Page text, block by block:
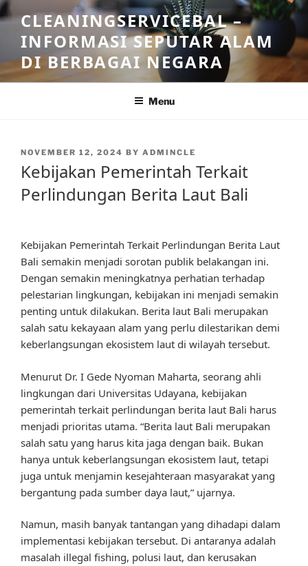
Skip
to
content
CLEANINGSERVICEBAL –
INFORMASI SEPUTAR ALAM
DI BERBAGAI NEGARA
Menu
POSTED
NOVEMBER 12, 2024 BY ADMINCLE
Kebijakan Pemerintah Terkait
Perlindungan Berita Laut Bali
Kebijakan Pemerintah Terkait Perlindungan Berita Laut
Bali semakin menjadi sorotan publik belakangan ini.
Dengan semakin meningkatnya perhatian terhadap
pelestarian lingkungan, kebijakan ini menjadi semakin
penting untuk dilakukan. Berita laut Bali merupakan
salah satu kekayaan alam yang perlu dilestarikan demi
keberlangsungan ekosistem laut di wilayah tersebut.
Menurut Dr. I Gede Nyoman Maharta, seorang ahli
lingkungan dari Universitas Udayana, kebijakan
pemerintah terkait perlindungan berita laut Bali harus
menjadi prioritas utama. “Berita laut Bali merupakan
salah satu yang harus kita jaga dengan baik. Bukan
hanya untuk keberlangsungan ekosistem laut, tetapi
juga untuk menjamin kesejahteraan masyarakat yang
bergantung pada sumber daya laut,” ujarnya.
Namun, masih banyak tantangan yang dihadapi dalam
implementasi kebijakan tersebut. Di antaranya adalah
masalah illegal fishing, polusi laut, dan kerusakan